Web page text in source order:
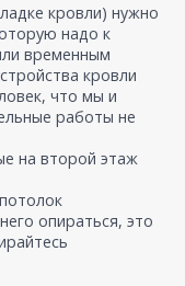
кровли) нужно
надо к
временным
кровли
что мы и
работы не
на второй этаж
опираться, это